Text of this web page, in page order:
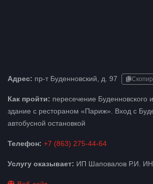
Адрес: пр-т Буденновский, д. 97
Как пройти: пересечение Буденновского
здание с рестораном «Париж». Вход с
автобусной остановкой
Телефон: +7 (863) 275-44-64
Услугу оказывает: ИП Шаповалов Р.И.